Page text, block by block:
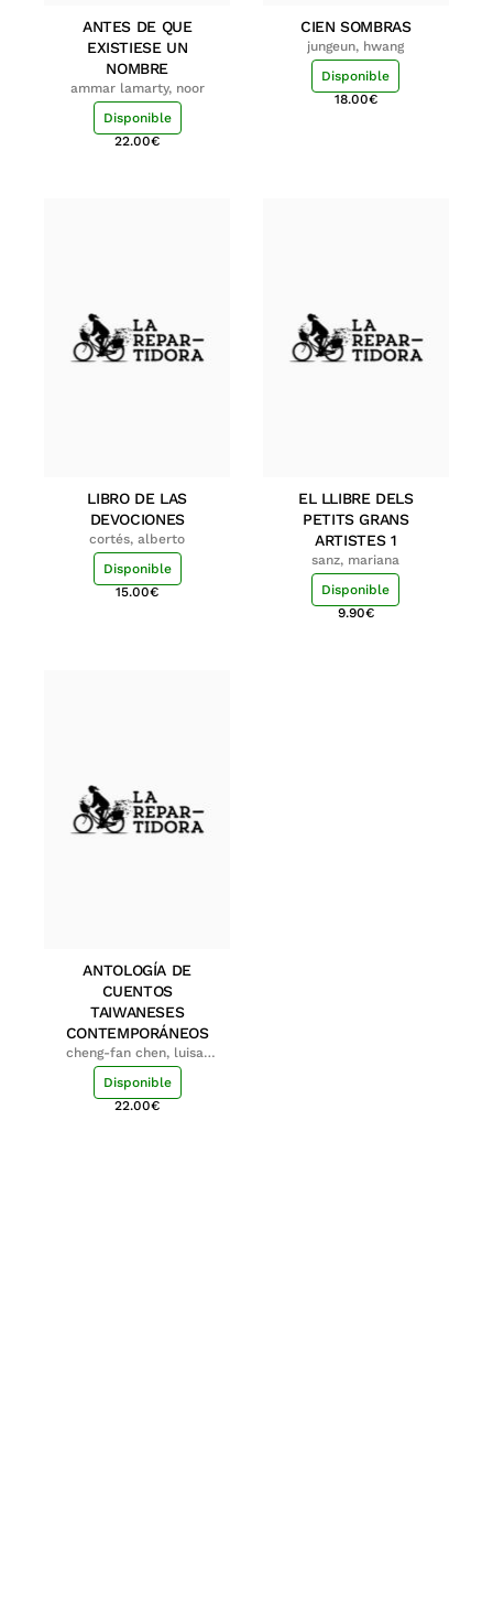
ANTES DE QUE
EXISTIESE UN
NOMBRE
ammar lamarty, noor
Disponible
22.00€
CIEN SOMBRAS
jungeun, hwang
Disponible
18.00€
LIBRO DE LAS
DEVOCIONES
cortés, alberto
Disponible
15.00€
EL LLIBRE DELS
PETITS GRANS
ARTISTES 1
sanz, mariana
Disponible
9.90€
ANTOLOGÍA DE
CUENTOS
TAIWANESES
CONTEMPORÁNEOS
cheng-fan chen, luisa;
shu-ying chang, luisa
Disponible
22.00€